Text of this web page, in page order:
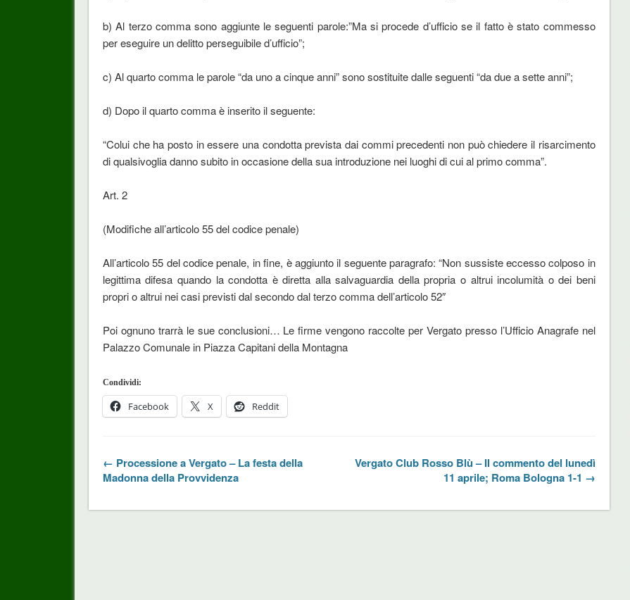
b) Al terzo comma sono aggiunte le seguenti parole:”Ma si procede d’ufficio se il fatto è stato commesso
per eseguire un delitto perseguibile d’ufficio”;
c) Al quarto comma le parole “da uno a cinque anni” sono sostituite dalle seguenti “da due a sette anni”;
d) Dopo il quarto comma è inserito il seguente:
“Colui che ha posto in essere una condotta prevista dai commi precedenti non può chiedere il risarcimento
di qualsivoglia danno subito in occasione della sua introduzione nei luoghi di cui al primo comma”.
Art. 2
(Modifiche all’articolo 55 del codice penale)
All’articolo 55 del codice penale, in fine, è aggiunto il seguente paragrafo: “Non sussiste eccesso colposo in
legittima difesa quando la condotta è diretta alla salvaguardia della propria o altrui incolumità o dei beni
propri o altrui nei casi previsti dal secondo dal terzo comma dell’articolo 52″
Poi ognuno trarrà le sue conclusioni… Le firme vengono raccolte per Vergato presso l’Ufficio Anagrafe nel
Palazzo Comunale in Piazza Capitani della Montagna
Condividi:
Facebook X Reddit
← Processione a Vergato – La festa della
Madonna della Provvidenza
Vergato Club Rosso Blù – Il commento del lunedì
11 aprile; Roma Bologna 1-1 →